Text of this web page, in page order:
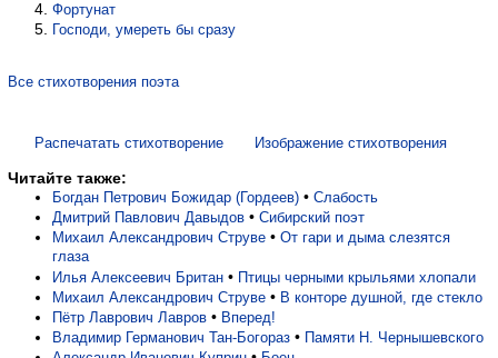
Фортунат
Господи, умереть бы сразу
Все стихотворения поэта
Распечатать стихотворение Изображение стихотворения
Читайте также:
Богдан Петрович Божидар (Гордеев) • Слабость
Дмитрий Павлович Давыдов • Сибирский поэт
Михаил Александрович Струве • От гари и дыма слезятся
глаза
Илья Алексеевич Британ • Птицы черными крыльями хлопали
Михаил Александрович Струве • В конторе душной, где стекло
Пётр Лаврович Лавров • Вперед!
Владимир Германович Тан-Богораз • Памяти Н. Чернышевского